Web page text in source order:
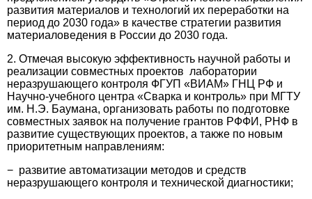
развития материалов и технологий их переработки на
период до 2030 года» в качестве стратегии развития
материаловедения в России до 2030 года.
2. Отмечая высокую эффективность научной работы и
реализации совместных проектов лаборатории
неразрушающего контроля ФГУП «ВИАМ» ГНЦ РФ и
Научно-учебного центра «Сварка и контроль» при МГТУ
им. Н.Э. Баумана, организовать работы по подготовке
совместных заявок на получение грантов РФФИ, РНФ в
развитие существующих проектов, а также по новым
приоритетным направлениям:
− развитие автоматизации методов и средств
неразрушающего контроля и технической диагностики;